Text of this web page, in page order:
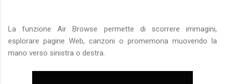
La funzione Air Browse permette di scorrere immagini,
esplorare pagine Web, canzoni o promemoria muovendo la
mano verso sinistra o destra.